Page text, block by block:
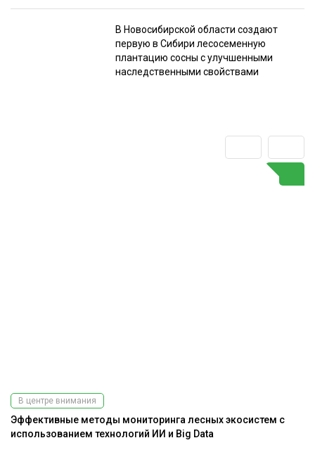
В Новосибирской области создают
первую в Сибири лесосеменную
плантацию сосны с улучшенными
наследственными свойствами
В центре внимания
Эффективные методы мониторинга лесных экосистем с
использованием технологий ИИ и Big Data